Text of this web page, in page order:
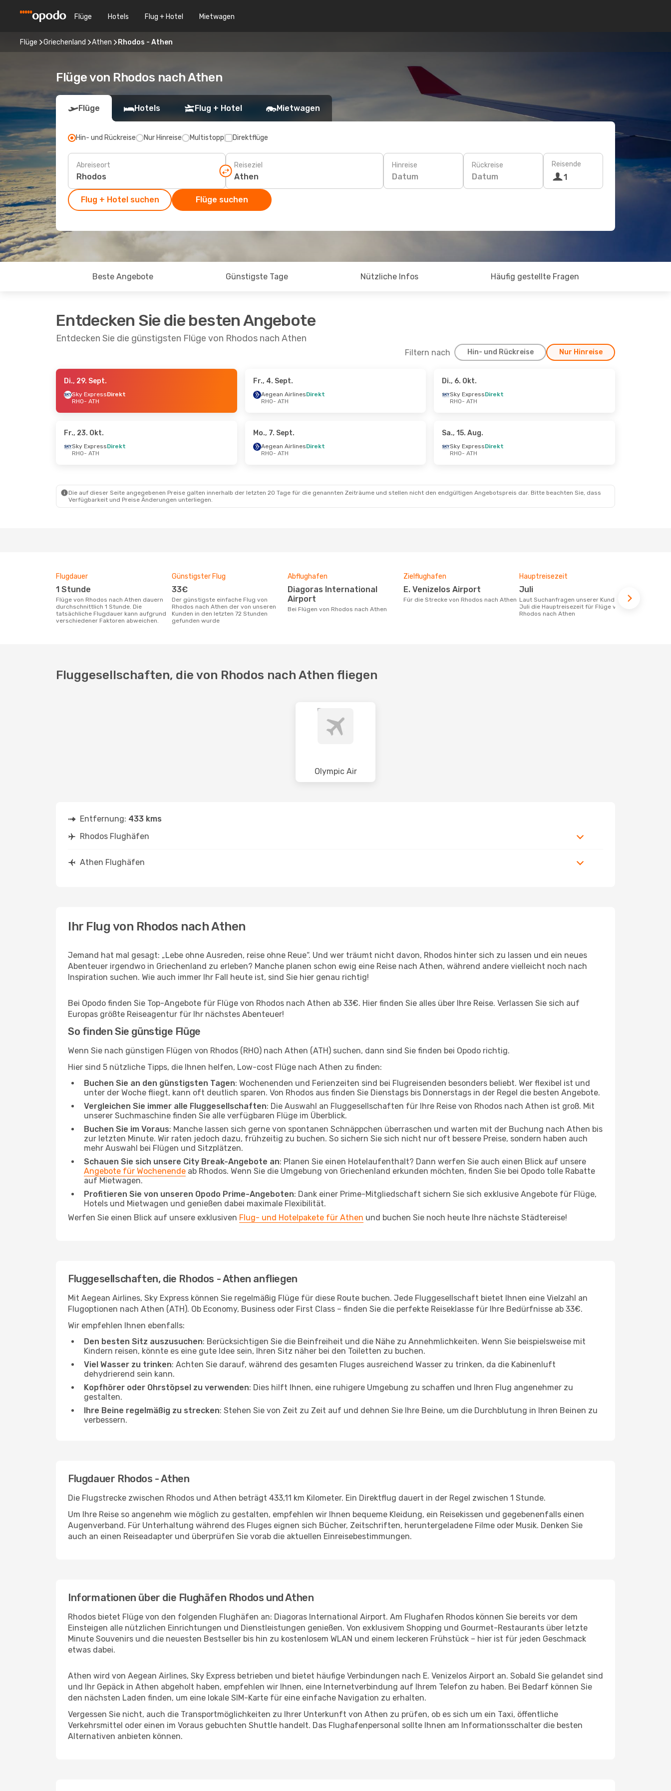
Flüge Hotels Flug + Hotel Mietwagen
Flüge Griechenland Athen Rhodos - Athen
Flüge von Rhodos nach Athen
Flüge Hotels Flug + Hotel Mietwagen
Hin- und Rückreise Nur Hinreise Multistopp Direktflüge
Abreiseort Reiseziel Hinreise
Datum
Rückreise
Datum
Reisende
1
Flug + Hotel suchen Flüge suchen
Beste Angebote Günstigste Tage Nützliche Infos Häufig gestellte Fragen
Entdecken Sie die besten Angebote
Entdecken Sie die günstigsten Flüge von Rhodos nach Athen
Filtern nach Hin- und Rückreise Nur Hinreise
- So., 6. Sept.
Direkt
- Sa., 19. Sept.
- So., 27. Sept.
Di., 29. Sept.
Sky ExpressDirekt
RHO- ATH
Fr., 4. Sept.
Aegean AirlinesDirekt
RHO- ATH
Di., 6. Okt.
Sky ExpressDirekt
RHO- ATH
Fr., 23. Okt.
Sky ExpressDirekt
RHO- ATH
Mo., 7. Sept.
Aegean AirlinesDirekt
RHO- ATH
Sa., 15. Aug.
Sky ExpressDirekt
RHO- ATH
Die auf dieser Seite angegebenen Preise galten innerhalb der letzten 20 Tage für die genannten Zeiträume und stellen nicht den endgültigen Angebotspreis dar. Bitte beachten Sie, dass
Verfügbarkeit und Preise Änderungen unterliegen.
Flugdauer
1 Stunde
Flüge von Rhodos nach Athen dauern
durchschnittlich 1 Stunde. Die
tatsächliche Flugdauer kann aufgrund
verschiedener Faktoren abweichen.
Günstigster Flug
33€
Der günstigste einfache Flug von
Rhodos nach Athen der von unseren
Kunden in den letzten 72 Stunden
gefunden wurde
Abflughafen
Diagoras International
Airport
Bei Flügen von Rhodos nach Athen
Zielflughafen
E. Venizelos Airport
Für die Strecke von Rhodos nach Athen
Hauptreisezeit
Juli
Laut Suchanfragen unserer Kunden ist
Juli die Hauptreisezeit für Flüge von
Rhodos nach Athen
Fluggesellschaften, die von Rhodos nach Athen fliegen
Olympic Air
Entfernung: 433 kms
Rhodos Flughäfen
Athen Flughäfen
Ihr Flug von Rhodos nach Athen
Jemand hat mal gesagt: „Lebe ohne Ausreden, reise ohne Reue“. Und wer träumt nicht davon, Rhodos hinter sich zu lassen und ein neues
Abenteuer irgendwo in Griechenland zu erleben? Manche planen schon ewig eine Reise nach Athen, während andere vielleicht noch nach
Inspiration suchen. Wie auch immer Ihr Fall heute ist, sind Sie hier genau richtig!
Bei Opodo finden Sie Top-Angebote für Flüge von Rhodos nach Athen ab 33€. Hier finden Sie alles über Ihre Reise. Verlassen Sie sich auf
Europas größte Reiseagentur für Ihr nächstes Abenteuer!
So finden Sie günstige Flüge
Wenn Sie nach günstigen Flügen von Rhodos (RHO) nach Athen (ATH) suchen, dann sind Sie finden bei Opodo richtig.
Hier sind 5 nützliche Tipps, die Ihnen helfen, Low-cost Flüge nach Athen zu finden:
Buchen Sie an den günstigsten Tagen: Wochenenden und Ferienzeiten sind bei Flugreisenden besonders beliebt. Wer flexibel ist und
unter der Woche fliegt, kann oft deutlich sparen. Von Rhodos aus finden Sie Dienstags bis Donnerstags in der Regel die besten Angebote.
Vergleichen Sie immer alle Fluggesellschaften: Die Auswahl an Fluggesellschaften für Ihre Reise von Rhodos nach Athen ist groß. Mit
unserer Suchmaschine finden Sie alle verfügbaren Flüge im Überblick.
Buchen Sie im Voraus: Manche lassen sich gerne von spontanen Schnäppchen überraschen und warten mit der Buchung nach Athen bis
zur letzten Minute. Wir raten jedoch dazu, frühzeitig zu buchen. So sichern Sie sich nicht nur oft bessere Preise, sondern haben auch
mehr Auswahl bei Flügen und Sitzplätzen.
Schauen Sie sich unsere City Break-Angebote an: Planen Sie einen Hotelaufenthalt? Dann werfen Sie auch einen Blick auf unsere
Angebote für Wochenende ab Rhodos. Wenn Sie die Umgebung von Griechenland erkunden möchten, finden Sie bei Opodo tolle Rabatte
auf Mietwagen.
Profitieren Sie von unseren Opodo Prime-Angeboten: Dank einer Prime-Mitgliedschaft sichern Sie sich exklusive Angebote für Flüge,
Hotels und Mietwagen und genießen dabei maximale Flexibilität.
Werfen Sie einen Blick auf unsere exklusiven Flug- und Hotelpakete für Athen und buchen Sie noch heute Ihre nächste Städtereise!
Fluggesellschaften, die Rhodos - Athen anfliegen
Mit Aegean Airlines, Sky Express können Sie regelmäßig Flüge für diese Route buchen. Jede Fluggesellschaft bietet Ihnen eine Vielzahl an
Flugoptionen nach Athen (ATH). Ob Economy, Business oder First Class – finden Sie die perfekte Reiseklasse für Ihre Bedürfnisse ab 33€.
Wir empfehlen Ihnen ebenfalls:
Den besten Sitz auszusuchen: Berücksichtigen Sie die Beinfreiheit und die Nähe zu Annehmlichkeiten. Wenn Sie beispielsweise mit
Kindern reisen, könnte es eine gute Idee sein, Ihren Sitz näher bei den Toiletten zu buchen.
Viel Wasser zu trinken: Achten Sie darauf, während des gesamten Fluges ausreichend Wasser zu trinken, da die Kabinenluft
dehydrierend sein kann.
Kopfhörer oder Ohrstöpsel zu verwenden: Dies hilft Ihnen, eine ruhigere Umgebung zu schaffen und Ihren Flug angenehmer zu
gestalten.
Ihre Beine regelmäßig zu strecken: Stehen Sie von Zeit zu Zeit auf und dehnen Sie Ihre Beine, um die Durchblutung in Ihren Beinen zu
verbessern.
Flugdauer Rhodos - Athen
Die Flugstrecke zwischen Rhodos und Athen beträgt 433,11 km Kilometer. Ein Direktflug dauert in der Regel zwischen 1 Stunde.
Um Ihre Reise so angenehm wie möglich zu gestalten, empfehlen wir Ihnen bequeme Kleidung, ein Reisekissen und gegebenenfalls einen
Augenverband. Für Unterhaltung während des Fluges eignen sich Bücher, Zeitschriften, heruntergeladene Filme oder Musik. Denken Sie
auch an einen Reiseadapter und überprüfen Sie vorab die aktuellen Einreisebestimmungen.
Informationen über die Flughäfen Rhodos und Athen
Rhodos bietet Flüge von den folgenden Flughäfen an: Diagoras International Airport. Am Flughafen Rhodos können Sie bereits vor dem
Einsteigen alle nützlichen Einrichtungen und Dienstleistungen genießen. Von exklusivem Shopping und Gourmet-Restaurants über letzte
Minute Souvenirs und die neuesten Bestseller bis hin zu kostenlosem WLAN und einem leckeren Frühstück – hier ist für jeden Geschmack
etwas dabei.
Athen wird von Aegean Airlines, Sky Express betrieben und bietet häufige Verbindungen nach E. Venizelos Airport an. Sobald Sie gelandet sind
und Ihr Gepäck in Athen abgeholt haben, empfehlen wir Ihnen, eine Internetverbindung auf Ihrem Telefon zu haben. Bei Bedarf können Sie
den nächsten Laden finden, um eine lokale SIM-Karte für eine einfache Navigation zu erhalten.
Vergessen Sie nicht, auch die Transportmöglichkeiten zu Ihrer Unterkunft von Athen zu prüfen, ob es sich um ein Taxi, öffentliche
Verkehrsmittel oder einen im Voraus gebuchten Shuttle handelt. Das Flughafenpersonal sollte Ihnen am Informationsschalter die besten
Alternativen anbieten können.